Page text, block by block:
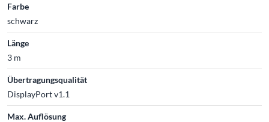
Farbe
schwarz
Länge
3 m
Übertragungsqualität
DisplayPort v1.1
Max. Auflösung